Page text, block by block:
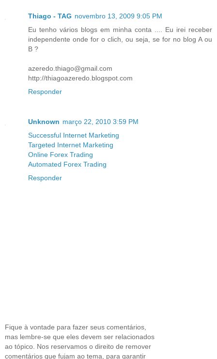
Thiago - TAG novembro 13, 2009 9:05 PM
Eu tenho vários blogs em minha conta .... Eu irei receber
independente onde for o clich, ou seja, se for no blog A ou
B ?
azeredo.thiago@gmail.com
http://thiagoazeredo.blogspot.com
Responder
Unknown março 22, 2010 3:59 PM
Successful Internet Marketing
Targeted Internet Marketing
Online Forex Trading
Automated Forex Trading
Responder
Fique à vontade para fazer seus comentários,
mas lembre-se que eles devem ser relacionados
ao tópico. Nos reservamos o direito de remover
comentários que fujam ao tema, para garantir